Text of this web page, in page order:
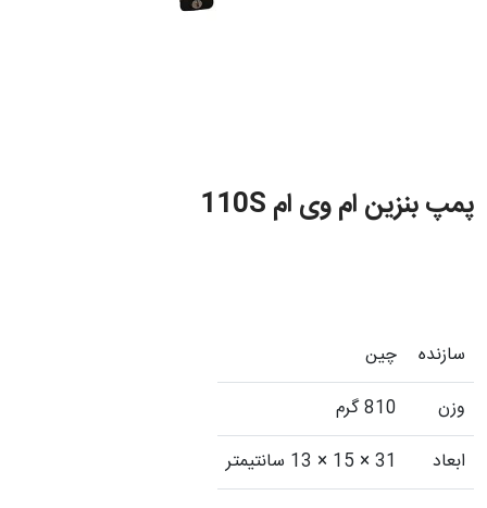
پمپ بنزین ام وی ام 110S
سازنده
چین
وزن
810 گرم
ابعاد
31 × 15 × 13 سانتیمتر